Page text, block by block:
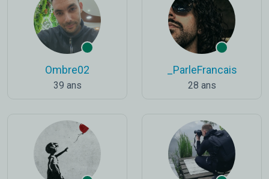
Ombre02
39 ans
_ParleFrancais
28 ans